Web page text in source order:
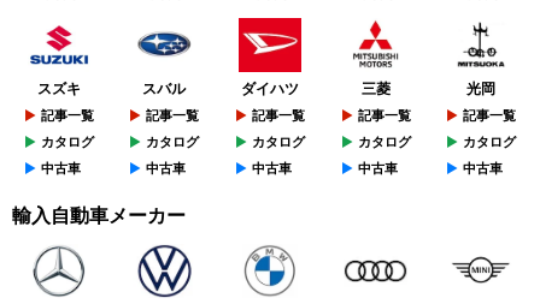
スズキ
記事一覧
カタログ
中古車
スバル
記事一覧
カタログ
中古車
ダイハツ
記事一覧
カタログ
中古車
三菱
記事一覧
カタログ
中古車
光岡
記事一覧
カタログ
中古車
輸入自動車メーカー